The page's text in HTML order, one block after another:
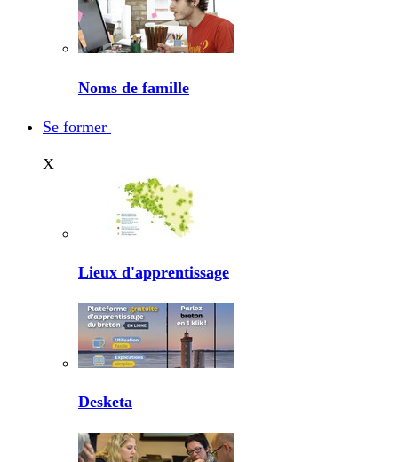
Noms de famille
Se former
X
Lieux d'apprentissage
Desketa